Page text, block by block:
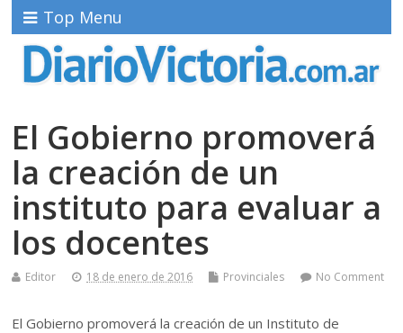
Top Menu
El Gobierno promoverá
la creación de un
instituto para evaluar a
los docentes
Editor 18 de enero de 2016 Provinciales No Comment
El Gobierno promoverá la creación de un Instituto de